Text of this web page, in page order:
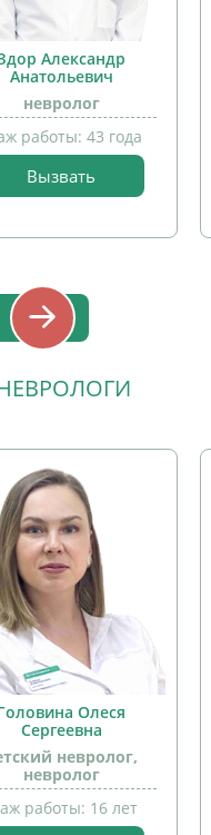
Александр
Анатольевич
невролог
работы: 43 года
Вызвать
Олеся
Сергеевна
невролог,
невролог
работы: 16 лет